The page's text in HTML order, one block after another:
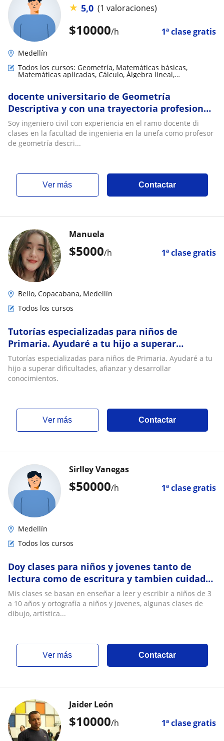
$10000/h 1ª clase gratis
★ 5,0 (1 valoraciones)
Medellín
Todos los cursos: Geometría, Matemáticas básicas,
Matemáticas aplicadas, Cálculo, Álgebra lineal,
docente universitario de Geometría
Descriptiva y con una trayectoria profesional
que me permite relacionar la teoría con
ejemplos
Soy ingeniero civil con experiencia en el ramo docente di
clases en la facultad de ingenieria en la unefa como profesor
de geometría descri...
ver más Contactar
$5000/h 1ª clase gratis
Manuela
Bello, Copacabana, Medellín
Todos los cursos
Tutorías especializadas para niños de
Primaria. Ayudaré a tu hijo a superar
dificultades, afianzar y desarrollar
conocimientos
Tutorías especializadas para niños de Primaria. Ayudaré a tu
hijo a superar dificultades, afianzar y desarrollar
conocimientos.
ver más Contactar
$50000/h 1ª clase gratis
Sirlley Vanegas
Medellín
Todos los cursos
Doy clases para niños y jovenes tanto de
lectura como de escritura y tambien cuidado
de niños de 0 a 5 años
Mis clases se basan en enseñar a leer y escribir a niños de 3
a 10 años y ortografía a niños y jovenes, algunas clases de
dibujo, artistica...
ver más Contactar
$10000/h 1ª clase gratis
Jaider León